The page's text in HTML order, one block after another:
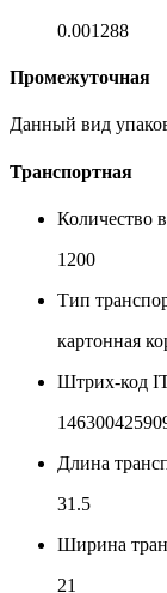
0.001288
Промежуточная
Данный вид
Транспортная
Количество
1200
Тип
картонная
Штрих-код
Длина
31.5
Ширина
21